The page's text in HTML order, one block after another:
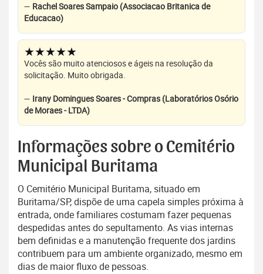
— Rachel Soares Sampaio (Associacao Britanica de
Educacao)
★★★★★
Vocês são muito atenciosos e ágeis na resolução da
solicitação. Muito obrigada.
— Irany Domingues Soares - Compras (Laboratórios Osório
de Moraes - LTDA)
Informações sobre o Cemitério
Municipal Buritama
O Cemitério Municipal Buritama, situado em
Buritama/SP, dispõe de uma capela simples próxima à
entrada, onde familiares costumam fazer pequenas
despedidas antes do sepultamento. As vias internas
bem definidas e a manutenção frequente dos jardins
contribuem para um ambiente organizado, mesmo em
dias de maior fluxo de pessoas.